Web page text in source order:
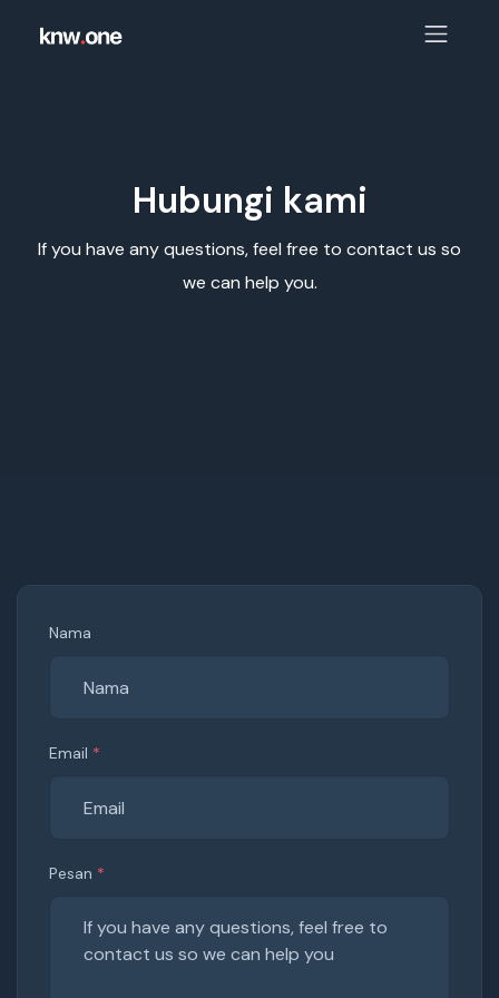
Hubungi kami
If you have any questions, feel free to contact us so
we can help you.
Nama
Email *
Pesan *